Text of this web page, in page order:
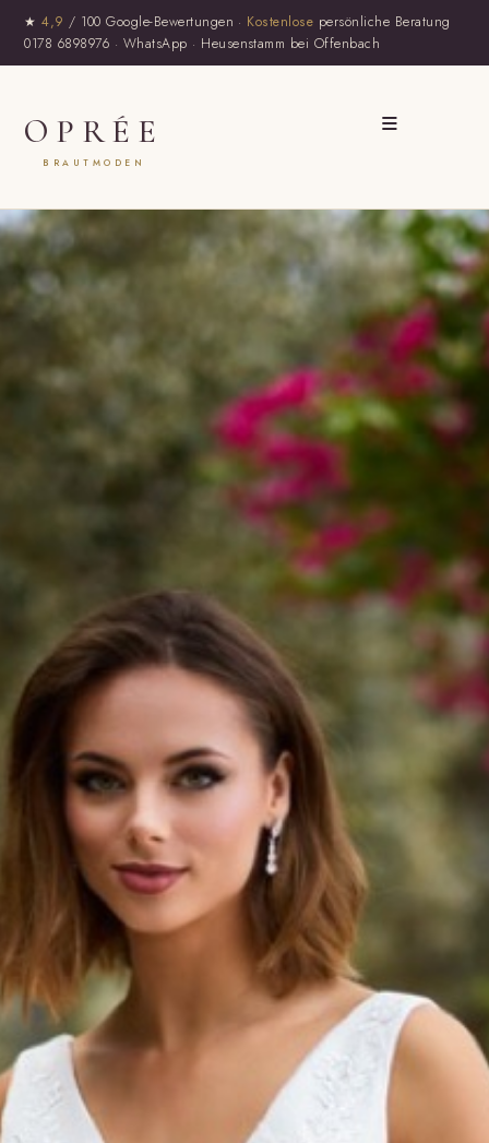
★4,9 / 100 Google-Bewertungen · Kostenlose persönliche Beratung
0178 6898976 · WhatsApp · Heusenstamm bei Offenbach
OPRÉE
BRAUTMODEN
≡